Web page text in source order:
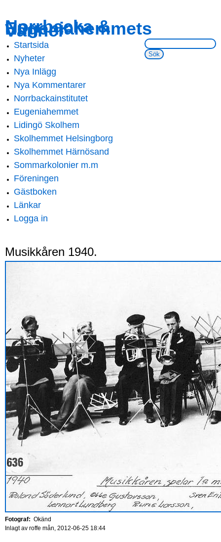
main
content
navigation
Norrbacka &
Eugeniahemmets
Vänner
Sök på webbsidan:
Main menu
Startsida
Nyheter
Nya Inlägg
Nya Kommentarer
Norrbackainstitutet
Eugeniahemmet
Lidingö Skolhem
Skolhemmet Helsingborg
Skolhemmet Härnösand
Sommarkolonier m.m
Föreningen
Gästboken
Länkar
Logga in
Musikkåren 1940.
Fotograf: Okänd
Inlagt av roffe mån, 2012-06-25 18:44